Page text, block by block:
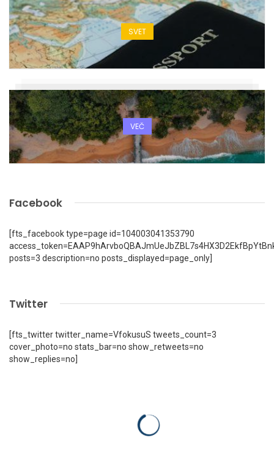
SVET
VEČ
Facebook
[fts_facebook type=page id=104003041353790
posts=3 description=no posts_displayed=page_only]
Twitter
[fts_twitter twitter_name=VfokusuS tweets_count=3
cover_photo=no stats_bar=no show_retweets=no
show_replies=no]